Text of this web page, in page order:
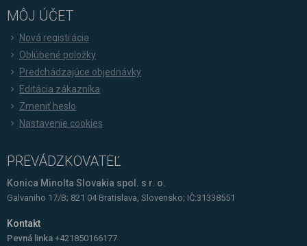
MÔJ ÚČET
Nová registrácia
Oblúbené položky
Predchádzajúce objednávky
Editácia zákazníka
Zmeniť heslo
Nastavenie cookies
PREVÁDZKOVATEĽ
Konica Minolta Slovakia spol. s r. o.
Galvaniho 17/B; 821 04 Bratislava, Slovensko; IČ:31338551
Kontakt
Pevná linka +421850166177